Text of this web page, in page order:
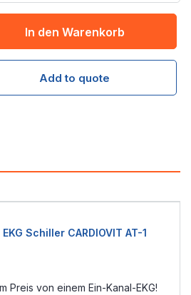
In den Warenkorb
Add to quote
Schiller CARDIOVIT AT-1
Preis von einem Ein-Kanal-EKG!